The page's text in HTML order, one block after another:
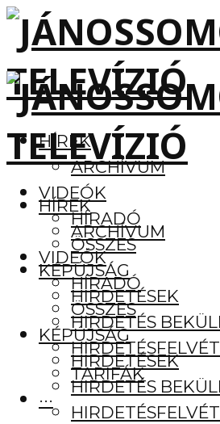
HÍREK
ARCHÍVUM
VIDEÓK
HÍRADÓ
ÖSSZES
KÉPÚJSÁG
HIRDETÉSEK
HIRDETÉS
TARIFÁK
···
HÍREK
ARCHÍVUM
VIDEÓK
HÍRADÓ
ÖSSZES
KÉPÚJSÁG
HIRDETÉSEK
HIRDETÉS